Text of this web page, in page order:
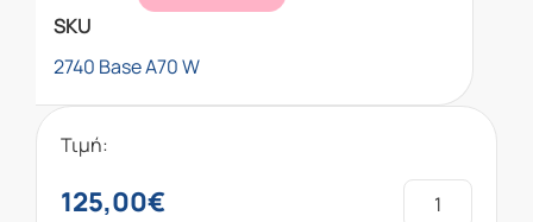
SKU
2740 Base A70 W
Τιμή:
125,00€